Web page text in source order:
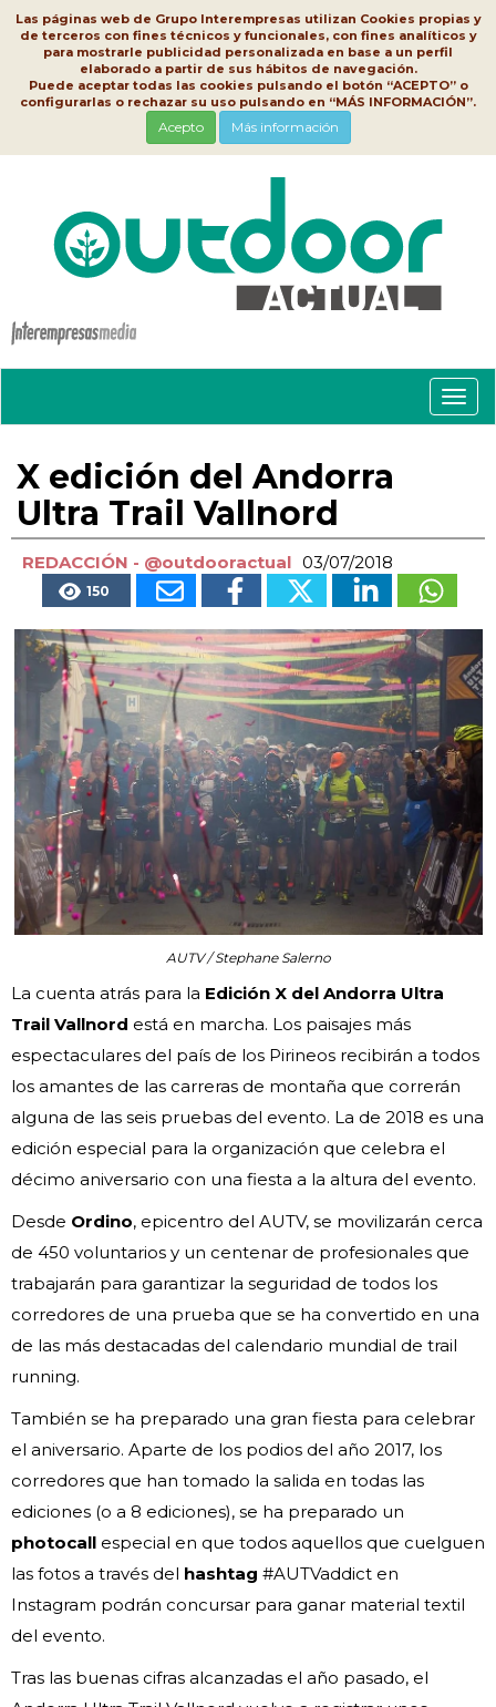
Las páginas web de Grupo Interempresas utilizan Cookies propias y
de terceros con fines técnicos y funcionales, con fines analíticos y
para mostrarle publicidad personalizada en base a un perfil
elaborado a partir de sus hábitos de navegación.
Puede aceptar todas las cookies pulsando el botón “ACEPTO” o
configurarlas o rechazar su uso pulsando en “MÁS INFORMACIÓN”.
Acepto Más información
X edición del Andorra
Ultra Trail Vallnord
REDACCIÓN - @outdooractual 03/07/2018
150
AUTV / Stephane Salerno
La cuenta atrás para la Edición X del Andorra Ultra
Trail Vallnord está en marcha. Los paisajes más
espectaculares del país de los Pirineos recibirán a todos
los amantes de las carreras de montaña que correrán
alguna de las seis pruebas del evento. La de 2018 es una
edición especial para la organización que celebra el
décimo aniversario con una fiesta a la altura del evento.
Desde Ordino, epicentro del AUTV, se movilizarán cerca
de 450 voluntarios y un centenar de profesionales que
trabajarán para garantizar la seguridad de todos los
corredores de una prueba que se ha convertido en una
de las más destacadas del calendario mundial de trail
running.
También se ha preparado una gran fiesta para celebrar
el aniversario. Aparte de los podios del año 2017, los
corredores que han tomado la salida en todas las
ediciones (o a 8 ediciones), se ha preparado un
photocall especial en que todos aquellos que cuelguen
las fotos a través del hashtag #AUTVaddict en
Instagram podrán concursar para ganar material textil
del evento.
Tras las buenas cifras alcanzadas el año pasado, el